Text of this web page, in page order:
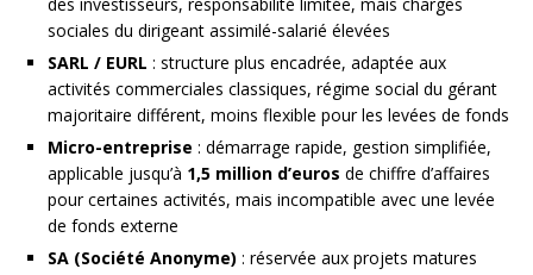
sociales du dirigeant assimilé-salarié élevées
SARL / EURL : structure plus encadrée, adaptée aux
activités commerciales classiques, régime social du gérant
majoritaire différent, moins flexible pour les levées de fonds
Micro-entreprise : démarrage rapide, gestion simplifiée,
applicable jusqu’à 1,5 million d’euros de chiffre d’affaires
pour certaines activités, mais incompatible avec une levée
de fonds externe
SA (Société Anonyme) : réservée aux projets matures